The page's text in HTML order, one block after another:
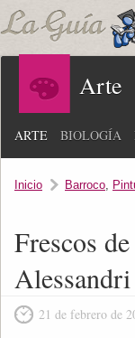
Arte
ARTE BIOLOGÍA
Inicio Barroco,
Frescos
Alessandri
21 de febrero de